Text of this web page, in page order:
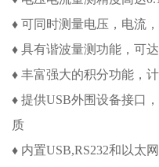
♦ 可同时测量电压，电流
♦ 具有谐波量测功能，可
♦ 丰富强大的积分功能，
♦ 提供USB外围设备接口
质
♦ 内置USB,RS232和以太